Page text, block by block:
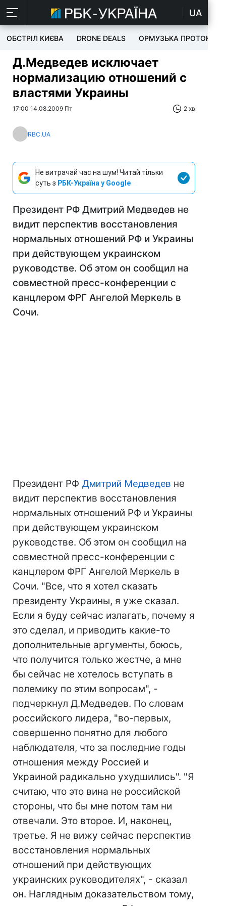
UA
ОБСТРІЛ КИЄВА DRONE DEALS ОРМУЗЬКА ПРОТОКА
Д.Медведев исключает
нормализацию отношений с
властями Украины
17:00 14.08.2009 Пт 2 хв
RBC.UA
Не витрачай час на шум! Читай тільки
суть з РБК-Україна у Google
Президент РФ Дмитрий Медведев не
видит перспектив восстановления
нормальных отношений РФ и Украины
при действующем украинском
руководстве. Об этом он сообщил на
совместной пресс-конференции с
канцлером ФРГ Ангелой Меркель в
Сочи.
Президент РФ Дмитрий Медведев не
видит перспектив восстановления
нормальных отношений РФ и Украины
при действующем украинском
руководстве. Об этом он сообщил на
совместной пресс-конференции с
канцлером ФРГ Ангелой Меркель в
Сочи. "Все, что я хотел сказать
президенту Украины, я уже сказал.
Если я буду сейчас излагать, почему я
это сделал, и приводить какие-то
дополнительные аргументы, боюсь,
что получится только жестче, а мне
бы сейчас не хотелось вступать в
полемику по этим вопросам", -
подчеркнул Д.Медведев. По словам
российского лидера, "во-первых,
совершенно понятно для любого
наблюдателя, что за последние годы
отношения между Россией и
Украиной радикально ухудшились". "Я
считаю, что это вина не российской
стороны, что бы мне потом там ни
отвечали. Это второе. И, наконец,
третье. Я не вижу сейчас перспектив
восстановления нормальных
отношений при действующих
украинских руководителях", - сказал
он. Наглядным доказательством тому,